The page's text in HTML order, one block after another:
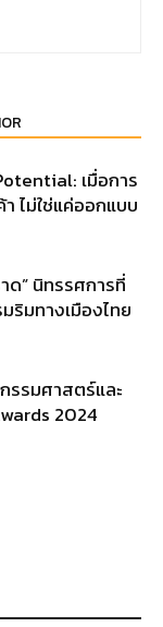
เมื่อการ
ไม่ใช่แค่ออกแบบ
ด” นิทรรศการที่
ริมทางเมืองไทย
รมศาสตร์และ
2024